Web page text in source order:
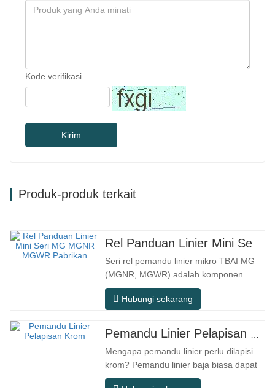
Kode verifikasi
Kirim
Produk-produk terkait
Seri rel pemandu linier mikro TBAI MG
(MGNR, MGWR) adalah komponen
gerak linier berkinerja tinggi yang
dirancang khusus untuk peralatan
struktur yang ringkas, pengoperasian
yang halus, akurasi posisi yang tinggi,
dan ruang pemasangan yang kecil.
MGNR…
Hubungi sekarang
Mengapa pemandu linier perlu dilapisi
krom? Pemandu linier baja biasa dapat
memenuhi kebutuhan operasional dasar